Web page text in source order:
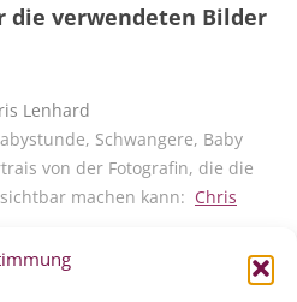
die verwendeten Bilder
Lenhard
Schwangere, Baby
von der Fotografin, die die
machen kann: Chris
Wiebke Güth –